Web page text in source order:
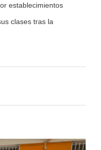
establecimientos
clases tras la